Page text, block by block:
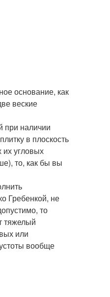
основание, как
веские
при наличии
в плоскость
их угловых
то, как бы вы
Гребенкой, не
то
тяжелый
или
вообще